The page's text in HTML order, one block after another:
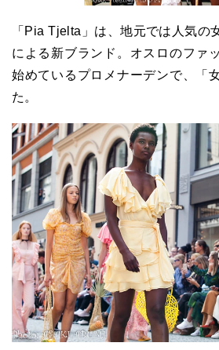
「Pia Tjelta」は、地元では人気の
による新ブランド。オスロのファ
始めているプロメナーデンで、「
た。